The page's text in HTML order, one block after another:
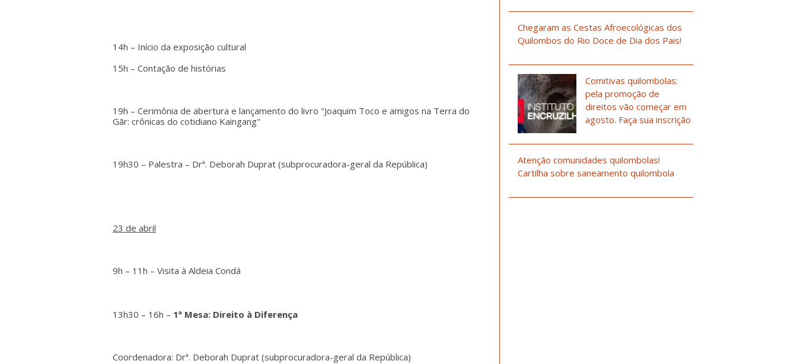
14h – Início da exposição cultural
15h – Contação de histórias
19h – Cerimônia de abertura e lançamento do livro "Joaquim Toco e amigos na Terra do
Gãr: crônicas do cotidiano Kaingang"
19h30 – Palestra – Drª. Deborah Duprat (subprocuradora-geral da República)
23 de abril
9h – 11h – Visita à Aldeia Condá
13h30 – 16h – 1ª Mesa: Direito à Diferença
Coordenadora: Drª. Deborah Duprat (subprocuradora-geral da República)
Chegaram as Cestas Afroecológicas dos
Quilombos do Rio Doce de Dia dos Pais!
Comitivas quilombolas:
pela promoção de
direitos vão começar em
agosto. Faça sua inscrição
Atenção comunidades quilombolas!
Cartilha sobre saneamento quilombola